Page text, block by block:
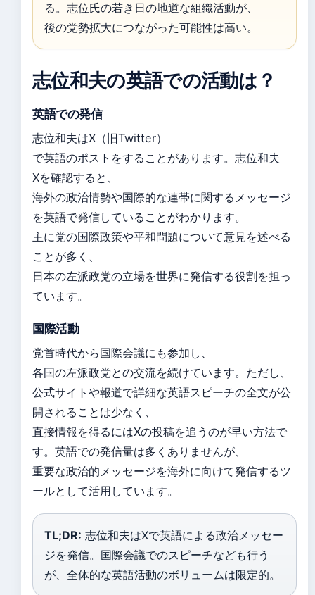
る。志位氏の若き日の地道な組織活動が、
後の党勢拡大につながった可能性は高い。
志位和夫の英語での活動は？
英語での発信
志位和夫はX（旧Twitter）
で英語のポストをすることがあります。志位和夫
Xを確認すると、
海外の政治情勢や国際的な連帯に関するメッセージ
を英語で発信していることがわかります。
主に党の国際政策や平和問題について意見を述べる
ことが多く、
日本の左派政党の立場を世界に発信する役割を担っ
ています。
国際活動
党首時代から国際会議にも参加し、
各国の左派政党との交流を続けています。ただし、
公式サイトや報道で詳細な英語スピーチの全文が公
開されることは少なく、
直接情報を得るにはXの投稿を追うのが早い方法で
す。英語での発信量は多くありませんが、
重要な政治的メッセージを海外に向けて発信するツ
ールとして活用しています。
TL;DR: 志位和夫はXで英語による政治メッセー
ジを発信。国際会議でのスピーチなども行う
が、全体的な英語活動のボリュームは限定的。